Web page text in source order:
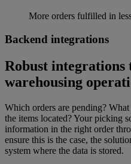
More orders fulfilled in
Backend integrations
Robust integrations
warehousing
Which orders are pending?
the items located? Your picking
information in the right order
ensure this is the case, the
system where the data is stored.